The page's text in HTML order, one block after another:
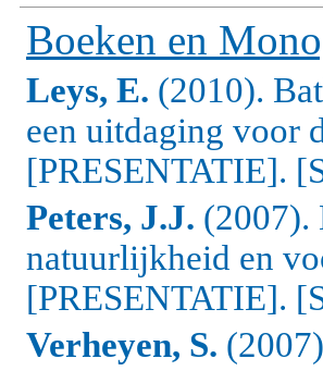
Boeken en
Leys, E. (2010).
een uitdaging voor
[PRESENTATIE].
Peters, J.J. (2007).
natuurlijkheid en
[PRESENTATIE].
Verheyen, S.